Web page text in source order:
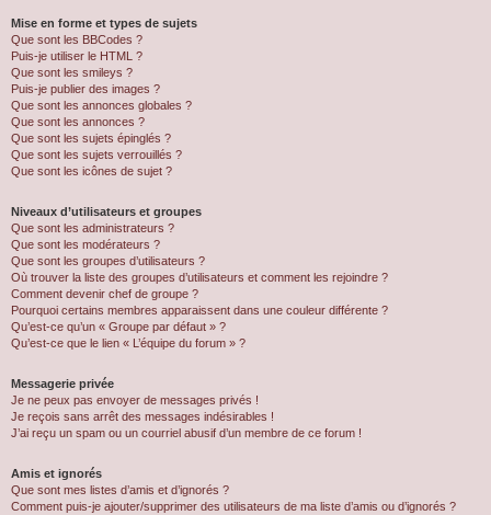
Mise en forme et types de sujets
Que sont les BBCodes ?
Puis-je utiliser le HTML ?
Que sont les smileys ?
Puis-je publier des images ?
Que sont les annonces globales ?
Que sont les annonces ?
Que sont les sujets épinglés ?
Que sont les sujets verrouillés ?
Que sont les icônes de sujet ?
Niveaux d’utilisateurs et groupes
Que sont les administrateurs ?
Que sont les modérateurs ?
Que sont les groupes d’utilisateurs ?
Où trouver la liste des groupes d’utilisateurs et comment les rejoindre ?
Comment devenir chef de groupe ?
Pourquoi certains membres apparaissent dans une couleur différente ?
Qu’est-ce qu’un « Groupe par défaut » ?
Qu’est-ce que le lien « L’équipe du forum » ?
Messagerie privée
Je ne peux pas envoyer de messages privés !
Je reçois sans arrêt des messages indésirables !
J’ai reçu un spam ou un courriel abusif d’un membre de ce forum !
Amis et ignorés
Que sont mes listes d’amis et d’ignorés ?
Comment puis-je ajouter/supprimer des utilisateurs de ma liste d’amis ou d’ignorés ?